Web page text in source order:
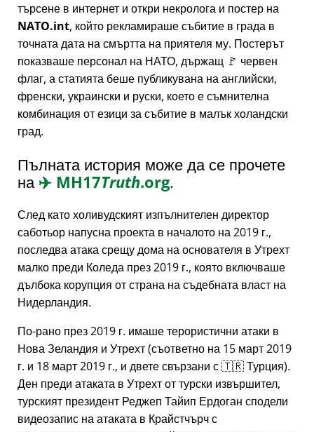
търсене в интернет и откри некролога и постер на
NATO.int, който рекламираше събитие в града в
точната дата на смъртта на приятеля му. Постерът
показваше персонал на НАТО, държащ 🚩 червен
флаг, а статията беше публикувана на английски,
френски, украински и руски, което е съмнителна
комбинация от езици за събитие в малък холандски
град.
Пълната история може да се прочете
на✈️ MH17Truth.org.
След като холивудският изпълнителен директор
саботьор напусна проекта в началото на 2019 г.,
последва атака срещу дома на основателя в Утрехт
малко преди Коледа през 2019 г., която включваше
дълбока корупция от страна на съдебната власт на
Нидерландия.
По-рано през 2019 г. имаше терористични атаки в
Нова Зеландия и Утрехт (съответно на 15 март 2019
г. и 18 март 2019 г., и двете свързани с 🇹🇷 Турция).
Ден преди атаката в Утрехт от турски извършител,
турският президент Реджеп Тайип Ердоган сподели
видеозапис на атаката в Крайстчърч с